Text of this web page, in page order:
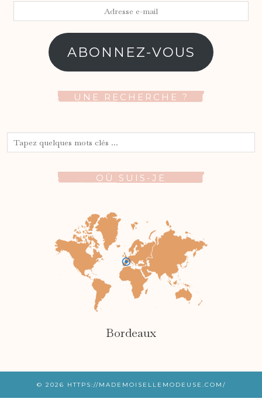
ABONNEZ-VOUS
UNE RECHERCHE ?
OÙ SUIS-JE
Bordeaux
© 2026 HTTPS://MADEMOISELLEMODEUSE.COM/